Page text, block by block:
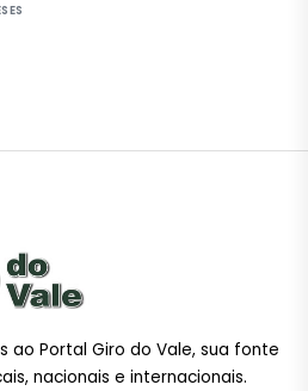
ao Portal Giro do Vale, sua fonte
nacionais e internacionais.